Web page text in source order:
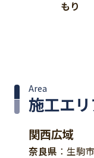
もり
施工エ
Area
関西広域
奈良県 ：生駒